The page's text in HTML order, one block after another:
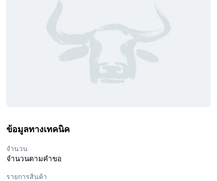
ข้อมูลทางเทคนิค
จำนวน
จำนวนตามคำขอ
รายการสินค้า